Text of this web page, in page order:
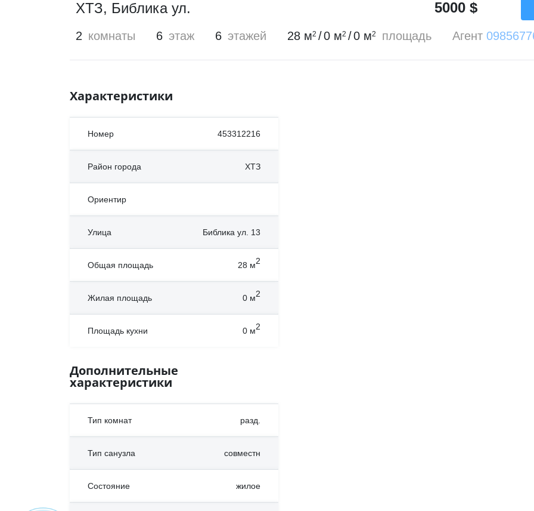
ХТЗ, Библика ул. 5000 $
2 комнаты 6 этаж 6 этажей 28 м2 /0 м2 /0 м2 площадь Агент
Характеристики
Номер 453312216
Район города ХТЗ
Ориентир
Улица Библика ул. 13
Общая площадь 28 м2
Жилая площадь 0 м2
Площадь кухни 0 м2
Дополнительные
характеристики
Тип комнат разд.
Тип санузла совместн
Состояние жилое